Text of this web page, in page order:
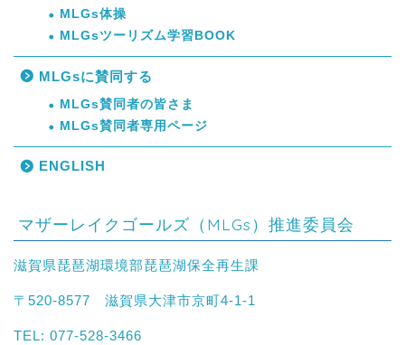
MLGs体操
MLGsツーリズム学習BOOK
MLGsに賛同する
MLGs賛同者の皆さま
MLGs賛同者専用ページ
ENGLISH
マザーレイクゴールズ（MLGs）推進委員会
滋賀県琵琶湖環境部琵琶湖保全再生課
〒520-8577 滋賀県大津市京町4-1-1
TEL: 077-528-3466